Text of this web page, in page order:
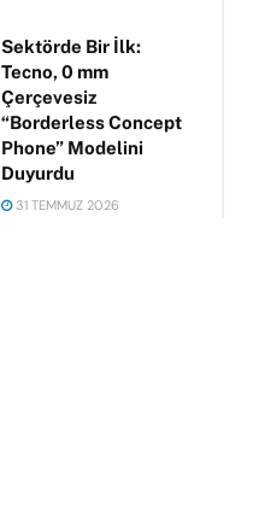
Sektörde Bir İlk:
Tecno, 0 mm
Çerçevesiz
“Borderless Concept
Phone” Modelini
Duyurdu
31 TEMMUZ 2026